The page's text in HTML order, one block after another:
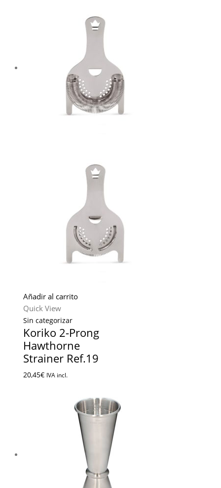
Añadir al carrito
Quick View
Sin categorizar
Koriko 2-Prong
Hawthorne
Strainer Ref.19
20,45€ IVA incl.